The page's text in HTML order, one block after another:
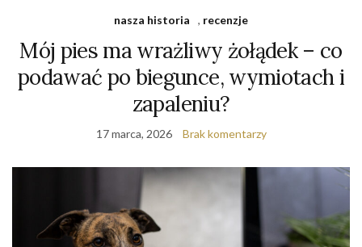
nasza historia , recenzje
Mój pies ma wrażliwy żołądek – co
podawać po biegunce, wymiotach i
zapaleniu?
17 marca, 2026 Brak komentarzy